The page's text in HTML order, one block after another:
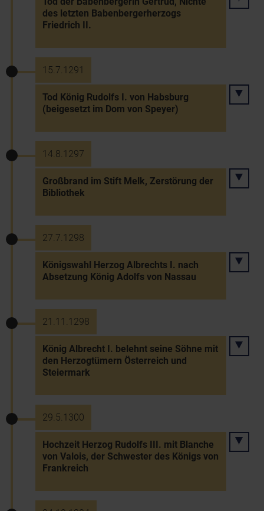
des letzten Babenbergerherzogs
Friedrich II.
15.7.1291
Tod König Rudolfs I. von Habsburg
(beigesetzt im Dom von Speyer)
14.8.1297
Großbrand im Stift Melk, Zerstörung der
Bibliothek
27.7.1298
Königswahl Herzog Albrechts I. nach
Absetzung König Adolfs von Nassau
21.11.1298
König Albrecht I. belehnt seine Söhne mit
den Herzogtümern Österreich und
Steiermark
29.5.1300
Hochzeit Herzog Rudolfs III. mit Blanche
von Valois, der Schwester des Königs von
Frankreich